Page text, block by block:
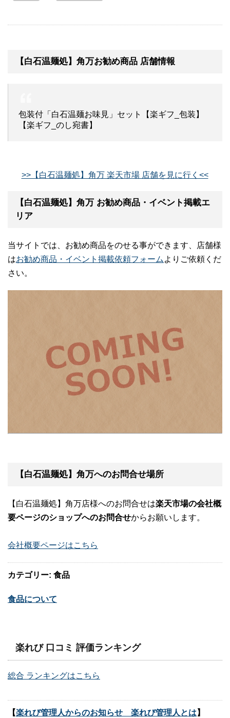
【白石温麺処】角万お勧め商品 店舗情報
包装付「白石温麺お味見」セット【楽ギフ_包装】
【楽ギフ_のし宛書】
>>【白石温麺処】角万 楽天市場 店舗を見に行く<<
【白石温麺処】角万 お勧め商品・イベント掲載エ
リア
当サイトでは、お勧め商品をのせる事ができます、店舗様
はお勧め商品・イベント掲載依頼フォーム よりご依頼くだ
さい。
【白石温麺処】角万へのお問合せ場所
【白石温麺処】角万店様へのお問合せは楽天市場の会社概
要ページのショップへのお問合せからお願いします。
会社概要ページはこちら
カテゴリー: 食品
食品について
楽れび 口コミ 評価ランキング
総合 ランキングはこちら
【楽れび管理人からのお知らせ 楽れび管理人とは 】